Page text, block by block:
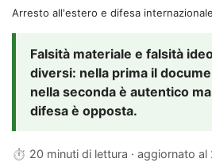
Arresto all'estero e difesa internazionale
Falsità materiale e falsità
diversi: nella prima il
nella seconda è autentico
difesa è opposta.
⏱ 20 minuti di lettura · aggiornato al